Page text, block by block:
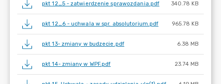
pkt 12_5 - zatwierdzenie sprawozdania.pdf 340.78 KB
pkt 12_6 - uchwala w spr. absolutorium.pdf 965.78 KB
pkt 13- zmiany w budzecie.pdf 6.38 MB
pkt 14- zmiany w WPF.pdf 23.74 MB